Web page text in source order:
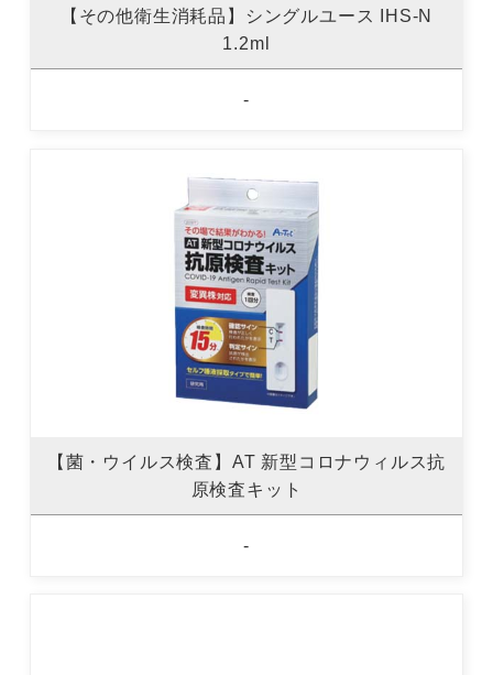
【その他衛生消耗品】シングルユース IHS-N
1.2ml
-
【菌・ウイルス検査】AT 新型コロナウィルス抗
原検査キット
-